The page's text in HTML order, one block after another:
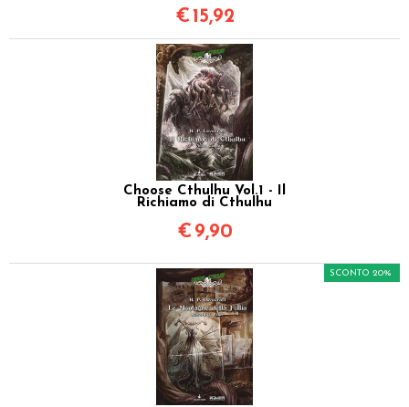
€ 15,92
Choose Cthulhu Vol.1 - Il
Richiamo di Cthulhu
€ 9,90
SCONTO 20%